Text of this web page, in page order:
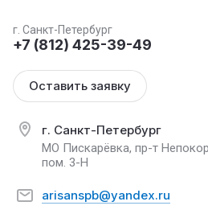
г. Санкт-Петербург
+7 (812) 425-39-49
Оставить заявку
г. Санкт-Петербург
МО Пискарёвка, пр-т
пом. 3-Н
arisanspb@yandex.ru